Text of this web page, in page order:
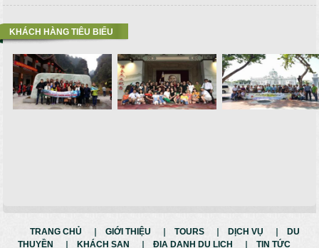
KHÁCH HÀNG TIÊU BIỂU
TRANG CHỦ GIỚI THIỆU TOURS DỊCH VỤ
DU
THUYỀN
KHÁCH SẠN ĐỊA DANH DU LỊCH TIN TỨC